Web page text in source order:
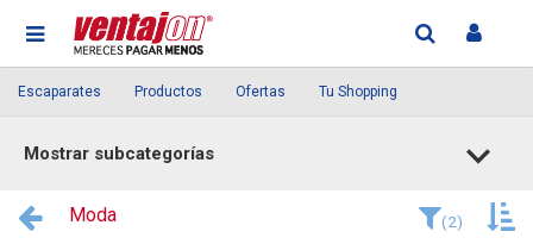
Escaparates Productos Ofertas Tu Shopping
Mostrar subcategorías
Moda (2)